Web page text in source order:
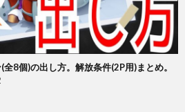
全8個)の出し方。解放条件(2P用)まとめ。